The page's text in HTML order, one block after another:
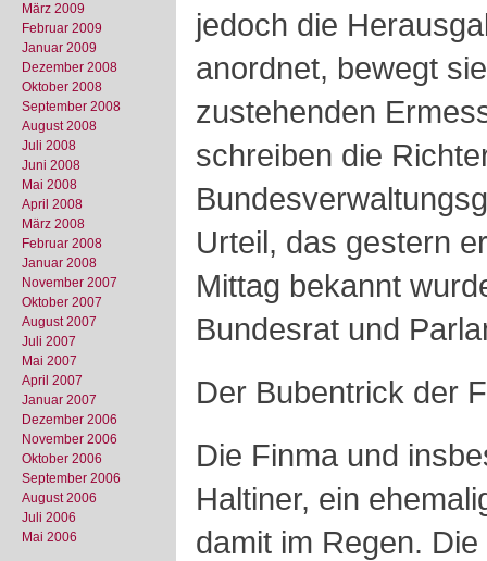
März 2009
Februar 2009
Januar 2009
Dezember 2008
Oktober 2008
September 2008
August 2008
Juli 2008
Juni 2008
Mai 2008
April 2008
März 2008
Februar 2008
Januar 2008
November 2007
Oktober 2007
August 2007
Juli 2007
Mai 2007
April 2007
Januar 2007
Dezember 2006
November 2006
Oktober 2006
September 2006
August 2006
Juli 2006
Mai 2006
jedoch die
anordnet, bewegt
zustehenden
schreiben die
Urteil, das gestern
Mittag bekannt
Bundesrat und
Der Bubentrick der
Die Finma und
Haltiner, ein
damit im Regen.